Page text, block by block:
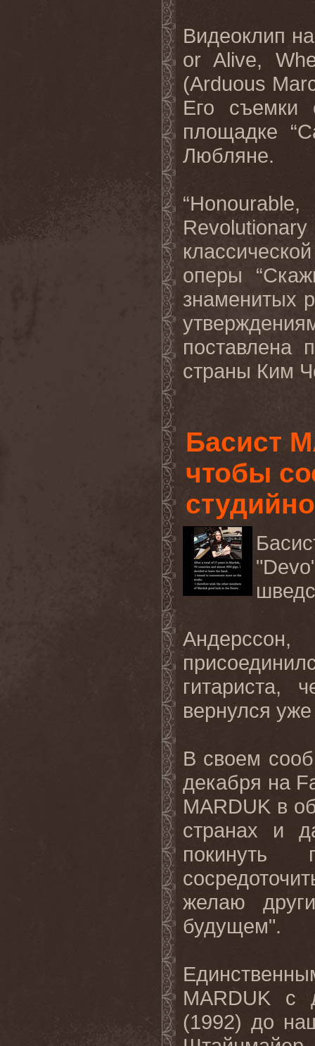
Видеоклип
or Alive,
(Arduous
Его съемки
площадке
Любляне.
оперы “
знаменитых
поставлена
страны Ким
Басист
чтобы
вернулся уже
В своем
декабря на
MARDUK в
странах и
желаю
будущем".
MARDUK с
(1992) до